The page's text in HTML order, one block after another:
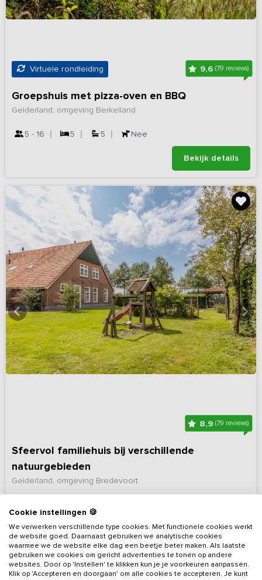
Virtuele rondleiding 9,6(79 reviews)
Groepshuis met pizza-oven en BBQ
Gelderland, omgeving Berkelland
5 - 16 5 5 Nee
Bekijk details
8,9 (79 reviews)
Sfeervol familiehuis bij verschillende
natuurgebieden
Gelderland, omgeving Bredevoort
Bekijk details
Cookie instellingen 🍪
We verwerken verschillende type cookies. Met functionele cookies werkt
de website goed. Daarnaast gebruiken we analytische cookies
waarmee we de website elke dag een beetje beter maken. Als laatste
gebruiken we cookies om gericht advertenties te tonen op andere
websites. Door op 'Instellen' te klikken kun je je voorkeuren aanpassen.
Klik op 'Accepteren en doorgaan' om alle cookies te accepteren. Je kunt